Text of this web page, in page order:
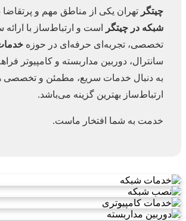
چیتگرتهران یکی از مناطق مهم و پرتقاضا
شبکه در چیتگراست و ارتباط‌ساز با ارائه
تخصصی، تجربه‌ای حرفه‌ای در حوزهخدمات
سانترال، دوربین مداربسته و کامپیوتر فراهم
به دنبال خدمات سریع، مطمئن و تخصصی
ارتباط‌ساز بهترین گزینه می‌باشد.
خدمت به شما افتخار ماست.